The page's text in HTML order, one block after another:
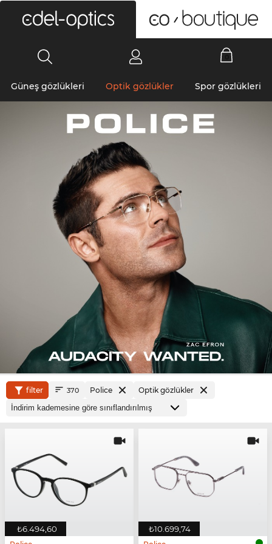
Güneş gözlükleri Optik gözlükler Spor gözlükleri
filter 370 Police Optik gözlükler
₺6.494,60 ₺10.699,74